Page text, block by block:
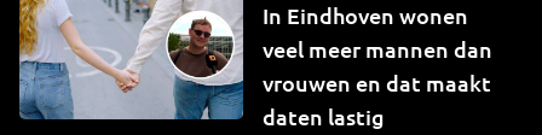
In Eindhoven wonen
veel meer mannen dan
vrouwen en dat maakt
daten lastig